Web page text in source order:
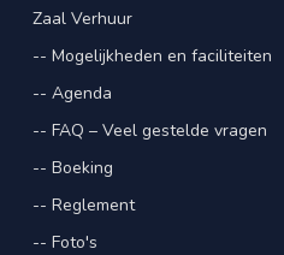
Zaal Verhuur
-- Mogelijkheden en faciliteiten
-- Agenda
-- FAQ – Veel gestelde vragen
-- Boeking
-- Reglement
-- Foto's